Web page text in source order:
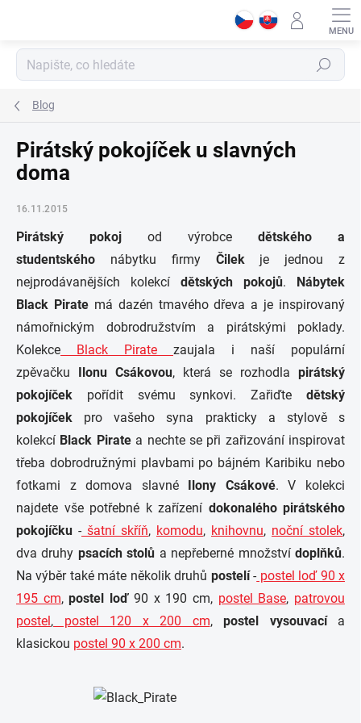
Hledat
Blog
Pirátský pokojíček u slavných
doma
16.11.2015
Pirátský pokoj od výrobce dětského a
studentského nábytku firmyČilekje jednou z
nejprodávanějších kolekcí dětských pokojů. Nábytek
Black Piratemá dazén tmavého dřeva a je inspirovaný
námořnickým dobrodružstvím a pirátskými poklady.
Kolekce Black Pirate zaujala i naší populární
zpěvačku Ilonu Csákovou, která se rozhodla pirátský
pokojíček pořídit svému synkovi. Zařiďtedětský
pokojíček pro vašeho syna prakticky a stylově s
kolekcí Black Piratea nechte se při zařizování inspirovat
třeba dobrodružnými plavbami po bájném Karibiku nebo
fotkami z domova slavnéIlony Csákové. V kolekci
najdete vše potřebné k zařízení dokonalého pirátského
pokojíčku -šatní skříň, komodu, knihovnu, noční stolek,
dva druhy psacích stolů a nepřeberné množstvídoplňků.
Na výběr také máte několik druhů postelí-postel loď 90 x
195 cm,postel loď90 x 190 cm, postel Base, patrovou
postel, postel 120 x 200 cm, postel vysouvacía
klasickou postel 90 x 200 cm.